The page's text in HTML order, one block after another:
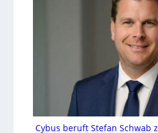
Cybus beruft Stefan Schwab